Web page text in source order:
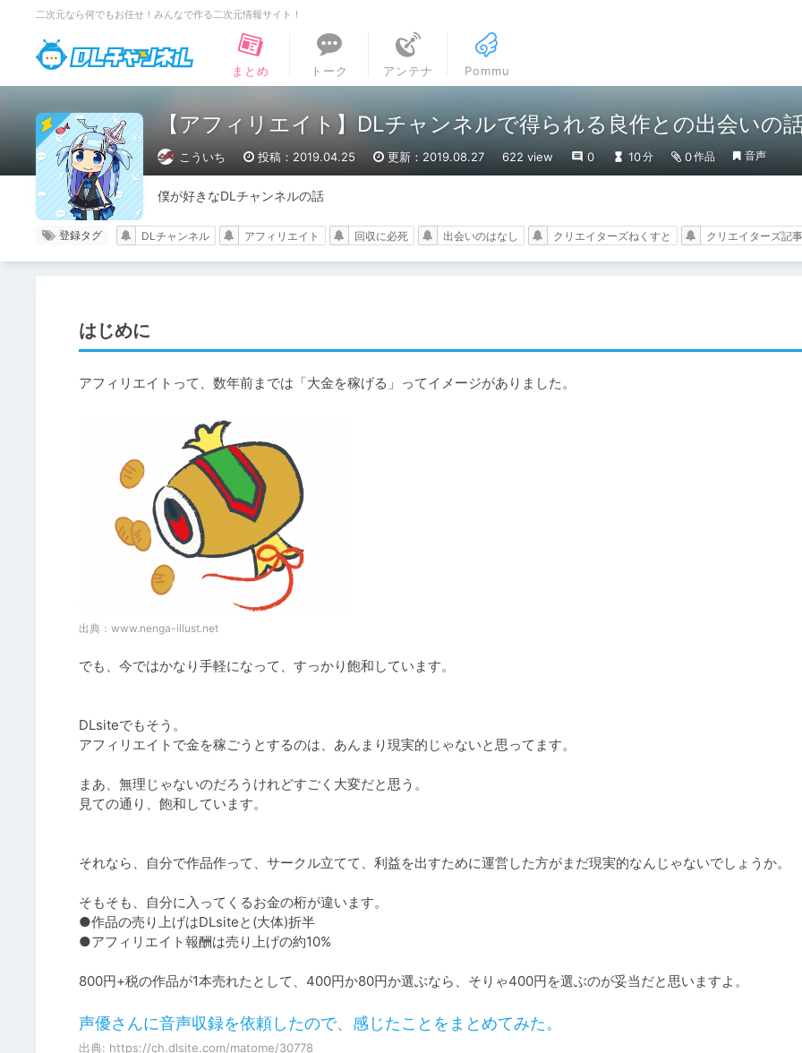
二次元なら何でもお任せ！みんなで作る二次元情報サイト！
DLチャンネル
まとめ
トーク アンテナ Pommu
【アフィリエイト】DLチャンネルで得られる良作との出会いの
こういち 投稿：2019.04.25 更新：2019.08.27 622 view 0 10分 0作品 音声
僕が好きなDLチャンネルの話
登録タグ DLチャンネル アフィリエイト 回収に必死 出会いのはなし クリエイターズねくすと クリエイターズ記事
はじめに
出典： www.nenga-illust.net
でも、今ではかなり手軽になって、すっかり飽和しています。
DLsiteでもそう。
アフィリエイトで金を稼ごうとするのは、あんまり現実的じゃないと思ってます。
まあ、無理じゃないのだろうけれどすごく大変だと思う。
見ての通り、飽和しています。
それなら、自分で作品作って、サークル立てて、利益を出すために運営した方がまだ現実的なんじゃないでしょうか。
そもそも、自分に入ってくるお金の桁が違います。
●作品の売り上げはDLsiteと(大体)折半
●アフィリエイト報酬は売り上げの約10%
800円+税の作品が1本売れたとして、400円か80円か選ぶなら、そりゃ400円を選ぶのが妥当だと思いますよ。
声優さんに音声収録を依頼したので、感じたことをまとめてみた。
出典: https://ch.dlsite.com/matome/30778